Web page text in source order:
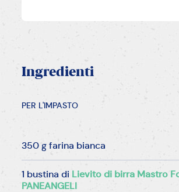
Ingredienti
PER L'IMPASTO
350 g farina bianca
1 bustina di Lievito di birra Mastro
PANEANGELI